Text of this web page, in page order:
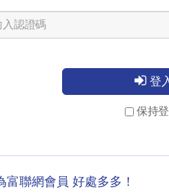
登
保持
富聯網會員 好處多多！